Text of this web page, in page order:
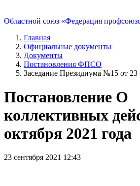
Областной союз «Федерация
Главная
Официальные документы
Документы
Постановления ФПСО
Заседание Президиума №15 от 23
Постановление О
коллективных
октября 2021 года
23 сентября 2021 12:43